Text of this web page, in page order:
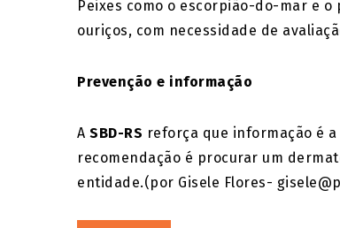
Peixes como o escorpião-do-mar e
ouriços, com necessidade de
Prevenção e informação
A SBD-RS reforça que informação é
recomendação é procurar um
entidade.(por Gisele Flores-